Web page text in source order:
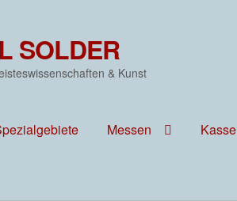
SOLDER
& Kunst
Messen Kasse